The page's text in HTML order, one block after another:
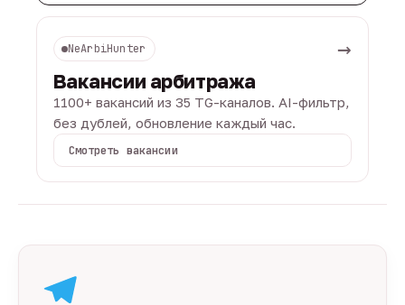
NeArbiHunter →
Вакансии арбитража
1100+ вакансий из 35 TG-каналов. AI-фильтр,
без дублей, обновление каждый час.
Смотреть вакансии